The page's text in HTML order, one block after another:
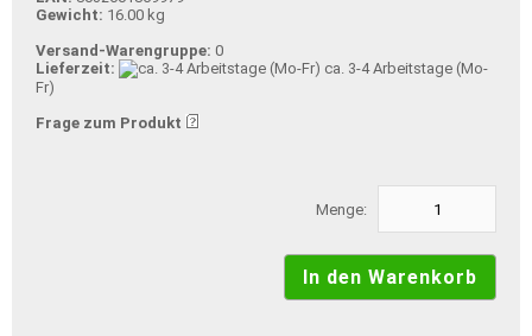
Gewicht: 16.00 kg
Versand-Warengruppe: 0
Lieferzeit:
ca. 3-4 Arbeitstage (Mo-
Fr)
Frage zum Produkt
Menge: